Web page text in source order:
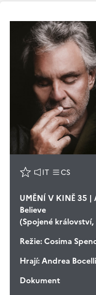
IT CS
UMĚNÍ V KINĚ 35 |
Believe
(Spojené království,
Režie:Cosima
Hrají:Andrea Bocelli
Dokument